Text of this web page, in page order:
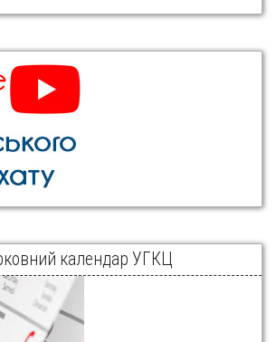
календар УГКЦ